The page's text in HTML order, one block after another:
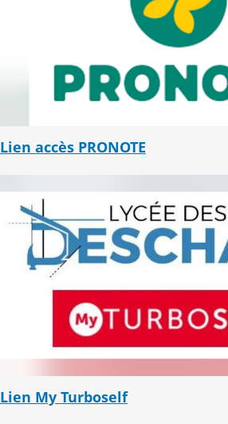
Lien accès PRONOTE
Lien My Turboself